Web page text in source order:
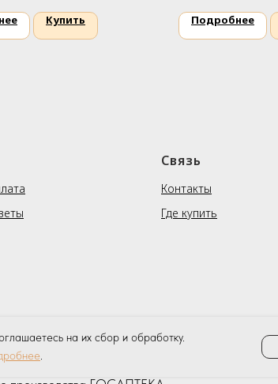
на их сбор и обработку.
.
Купить Подробнее
Связь
Контакты
Где купить